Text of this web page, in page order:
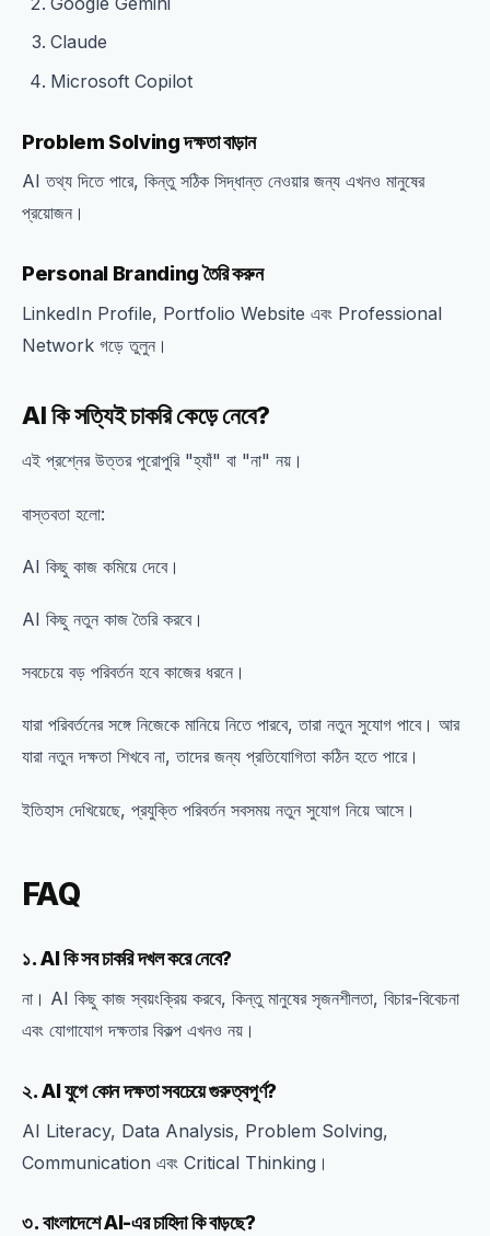
Claude
Microsoft Copilot
Problem Solving দক্ষতা বাড়ান
AI তথ্য দিতে পারে, কিন্তু সঠিক সিদ্ধান্ত নেওয়ার জন্য এখনও মানুষের
প্রয়োজন।
Personal Branding তৈরি করুন
LinkedIn Profile, Portfolio Website এবং Professional
Network গড়ে তুলুন।
AI কি সত্যিই চাকরি কেড়ে নেবে?
এই প্রশ্নের উত্তর পুরোপুরি "হ্যাঁ" বা "না" নয়।
বাস্তবতা হলো:
AI কিছু কাজ কমিয়ে দেবে।
AI কিছু নতুন কাজ তৈরি করবে।
সবচেয়ে বড় পরিবর্তন হবে কাজের ধরনে।
যারা পরিবর্তনের সঙ্গে নিজেকে মানিয়ে নিতে পারবে, তারা নতুন সুযোগ পাবে। আর
যারা নতুন দক্ষতা শিখবে না, তাদের জন্য প্রতিযোগিতা কঠিন হতে পারে।
ইতিহাস দেখিয়েছে, প্রযুক্তি পরিবর্তন সবসময় নতুন সুযোগ নিয়ে আসে।
FAQ
১. AI কি সব চাকরি দখল করে নেবে?
না। AI কিছু কাজ স্বয়ংক্রিয় করবে, কিন্তু মানুষের সৃজনশীলতা, বিচার-বিবেচনা
এবং যোগাযোগ দক্ষতার বিকল্প এখনও নয়।
২. AI যুগে কোন দক্ষতা সবচেয়ে গুরুত্বপূর্ণ?
AI Literacy, Data Analysis, Problem Solving,
Communication এবং Critical Thinking।
৩. বাংলাদেশে AI-এর চাহিদা কি বাড়ছে?